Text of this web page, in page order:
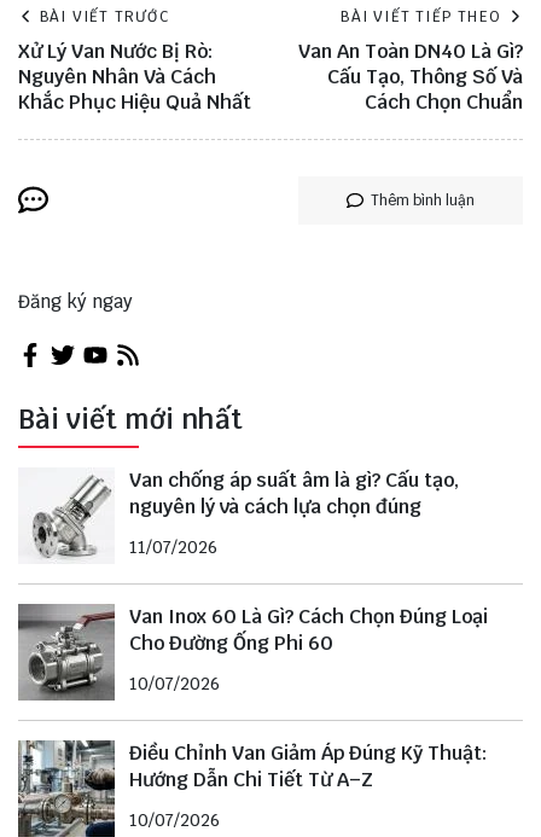
BÀI VIẾT TRƯỚC
Xử Lý Van Nước Bị Rò:
Nguyên Nhân Và Cách
Khắc Phục Hiệu Quả Nhất
BÀI VIẾT TIẾP THEO
Van An Toàn DN40 Là Gì?
Cấu Tạo, Thông Số Và
Cách Chọn Chuẩn
Thêm bình luận
Đăng ký ngay
Bài viết mới nhất
Van chống áp suất âm là gì? Cấu tạo,
nguyên lý và cách lựa chọn đúng
11/07/2026
Van Inox 60 Là Gì? Cách Chọn Đúng Loại
Cho Đường Ống Phi 60
10/07/2026
Điều Chỉnh Van Giảm Áp Đúng Kỹ Thuật:
Hướng Dẫn Chi Tiết Từ A–Z
10/07/2026